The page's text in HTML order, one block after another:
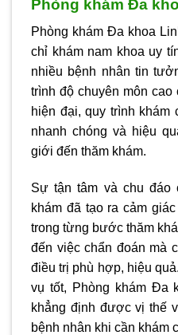
Phòng khám Đa
Phòng khám Đa khoa
chỉ khám nam khoa uy
nhiều bệnh nhân tin
trình độ chuyên môn
hiện đại, quy trình khám
nhanh chóng và hiệu
giới đến thăm khám.
Sự tận tâm và chu đáo
khám đã tạo ra cảm
trong từng bước thăm
đến việc chẩn đoán mà
điều trị phù hợp, hiệu
vụ tốt, Phòng khám Đa
khẳng định được vị thế
bệnh nhân khi cần khám